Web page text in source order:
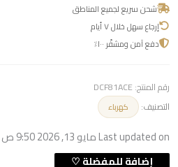
شحن سريع لجميع المناطق
إرجاع سهل خلال ٧ أيام
دفع آمن ومشفّر ١٠٠٪
رقم المنتج: DCF81ACE
التصنيف:
كهرباء
Last updated on مايو 13, 2026 9:50 ص